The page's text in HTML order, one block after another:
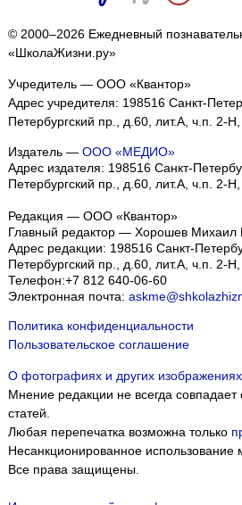
© 2000–2026 Ежедневный
«ШколаЖизни.ру»
Учредитель — ООО «Квантор»
Адрес учредителя: 198516 Санкт-
Петербургский пр., д.60, лит.А, ч.п. 2-
Издатель — ООО «МЕДИО»
Адрес издателя: 198516 Санкт-
Петербургский пр., д.60, лит.А, ч.п. 2-
Редакция — ООО «Квантор»
Главный редактор — Хорошев Михаил
Адрес редакции: 198516 Санкт-
Петербургский пр., д.60, лит.А, ч.п. 2-
Телефон:+7 812 640-06-60
Электронная почта:
Политика конфиденциальности
Пользовательское соглашение
О фотографиях и других изображениях
Мнение редакции не всегда совпадает
статей.
Любая перепечатка возможна только
Несанкционированное использование
Все права защищены.